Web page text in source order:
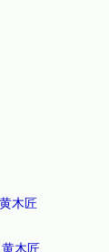
黄木匠
黄木匠